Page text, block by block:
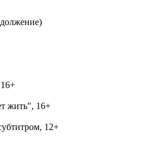
жить", 16+
12+